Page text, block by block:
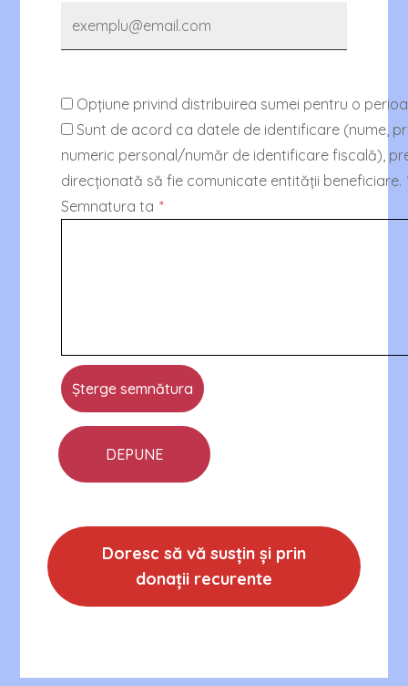
Opțiune privind distribuirea sumei pentru o
Sunt de acord ca datele de identificare (nume,
numeric personal/număr de identificare fiscală),
direcționată să fie comunicate entității beneficiare.
Semnatura ta *
Șterge semnătura
Doresc să vă susțin și prin
donații recurente